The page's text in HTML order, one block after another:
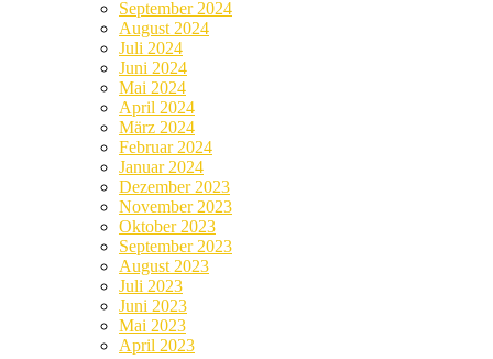
September 2024
August 2024
Juli 2024
Juni 2024
Mai 2024
April 2024
März 2024
Februar 2024
Januar 2024
Dezember 2023
November 2023
Oktober 2023
September 2023
August 2023
Juli 2023
Juni 2023
Mai 2023
April 2023